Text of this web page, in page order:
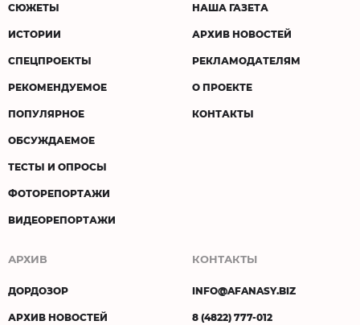
СЮЖЕТЫ
ИСТОРИИ
СПЕЦПРОЕКТЫ
РЕКОМЕНДУЕМОЕ
ПОПУЛЯРНОЕ
ОБСУЖДАЕМОЕ
ТЕСТЫ И ОПРОСЫ
ФОТОРЕПОРТАЖИ
ВИДЕОРЕПОРТАЖИ
НАША ГАЗЕТА
АРХИВ НОВОСТЕЙ
РЕКЛАМОДАТЕЛЯМ
О ПРОЕКТЕ
КОНТАКТЫ
АРХИВ
ДОРДОЗОР
АРХИВ НОВОСТЕЙ
КОНТАКТЫ
INFO@AFANASY.BIZ
8 (4822) 777-012